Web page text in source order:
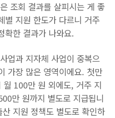
조회 결과를 살피시는 게 좋
별 지원 한도가 다르니 거주
확한 결과가 나와요.
업과 지자체 사업이 중복으
가장 많은 영역이에요. 첫만
100만 원 외에도, 거주 지
만 원까지 별도로 지급됩니
지원 정책도 별도로 확인하